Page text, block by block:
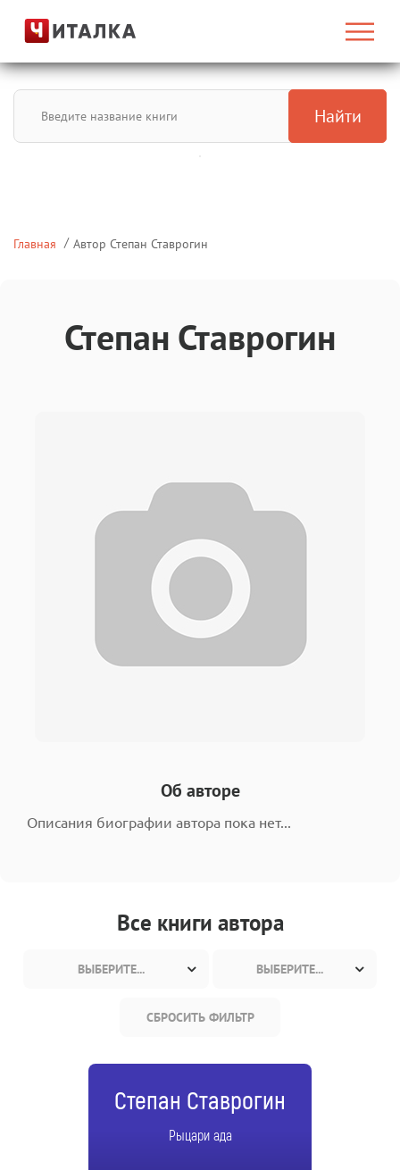
Найти
Главная Автор Степан Ставрогин
Степан Ставрогин
Об авторе
Описания биографии автора пока нет...
Все книги автора
ВЫБЕРИТЕ... ВЫБЕРИТЕ...
СБРОСИТЬ ФИЛЬТР
Степан Ставрогин
Рыцари ада